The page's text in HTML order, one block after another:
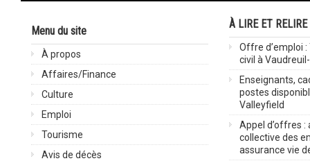
Menu du site
À propos
Affaires/Finance
Culture
Emploi
Tourisme
Avis de décès
À LIRE ET RELIRE
Offre d’emploi
civil à
Enseignants,
postes
Valleyfield
Appel d’offres :
collective des
assurance vie